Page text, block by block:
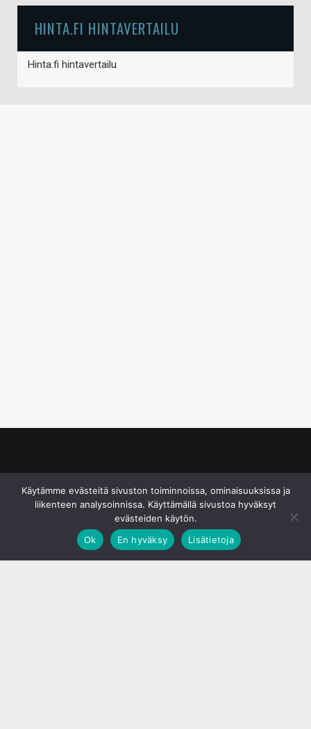
HINTA.FI HINTAVERTAILU
Hinta.fi hintavertailu
Käytämme evästeitä sivuston toiminnoissa, ominaisuuksissa ja
liikenteen analysoinnissa. Käyttämällä sivustoa hyväksyt
evästeiden käytön.
Ok
En hyväksy Lisätietoja